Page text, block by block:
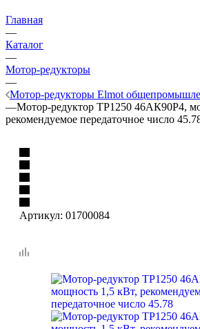
Главная
—
Каталог
—
Мотор-редукторы
—
Мотор-редукторы Elmot
—Мотор-редуктор ТР1250 46АК90Р4,
рекомендуемое передаточное число
Артикул: 01700084